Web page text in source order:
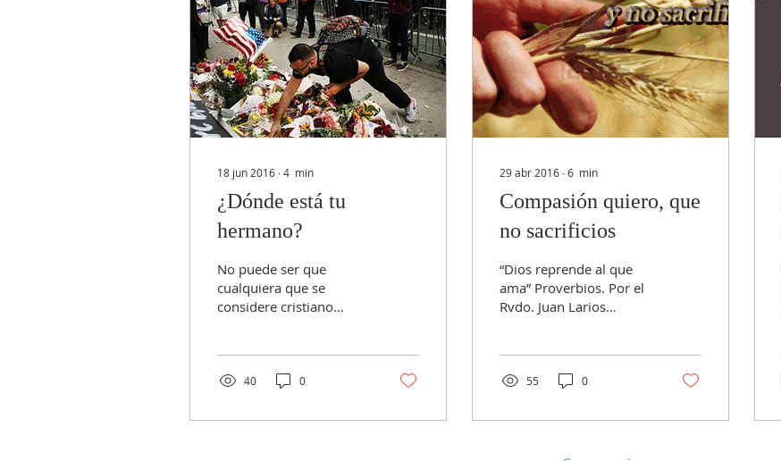
18 jun 2016 ∙4 min
¿Dónde está tu
hermano?
No puede ser que
cualquiera que se
considere cristiano
cuando es movido por...
40 0
29 abr 2016 ∙6 min
Compasión quiero, que
no sacrificios
“Dios reprende al que
ama” Proverbios. Por el
Rvdo. Juan Larios
55 0